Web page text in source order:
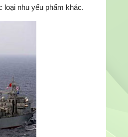
nhu yếu phẩm khác.